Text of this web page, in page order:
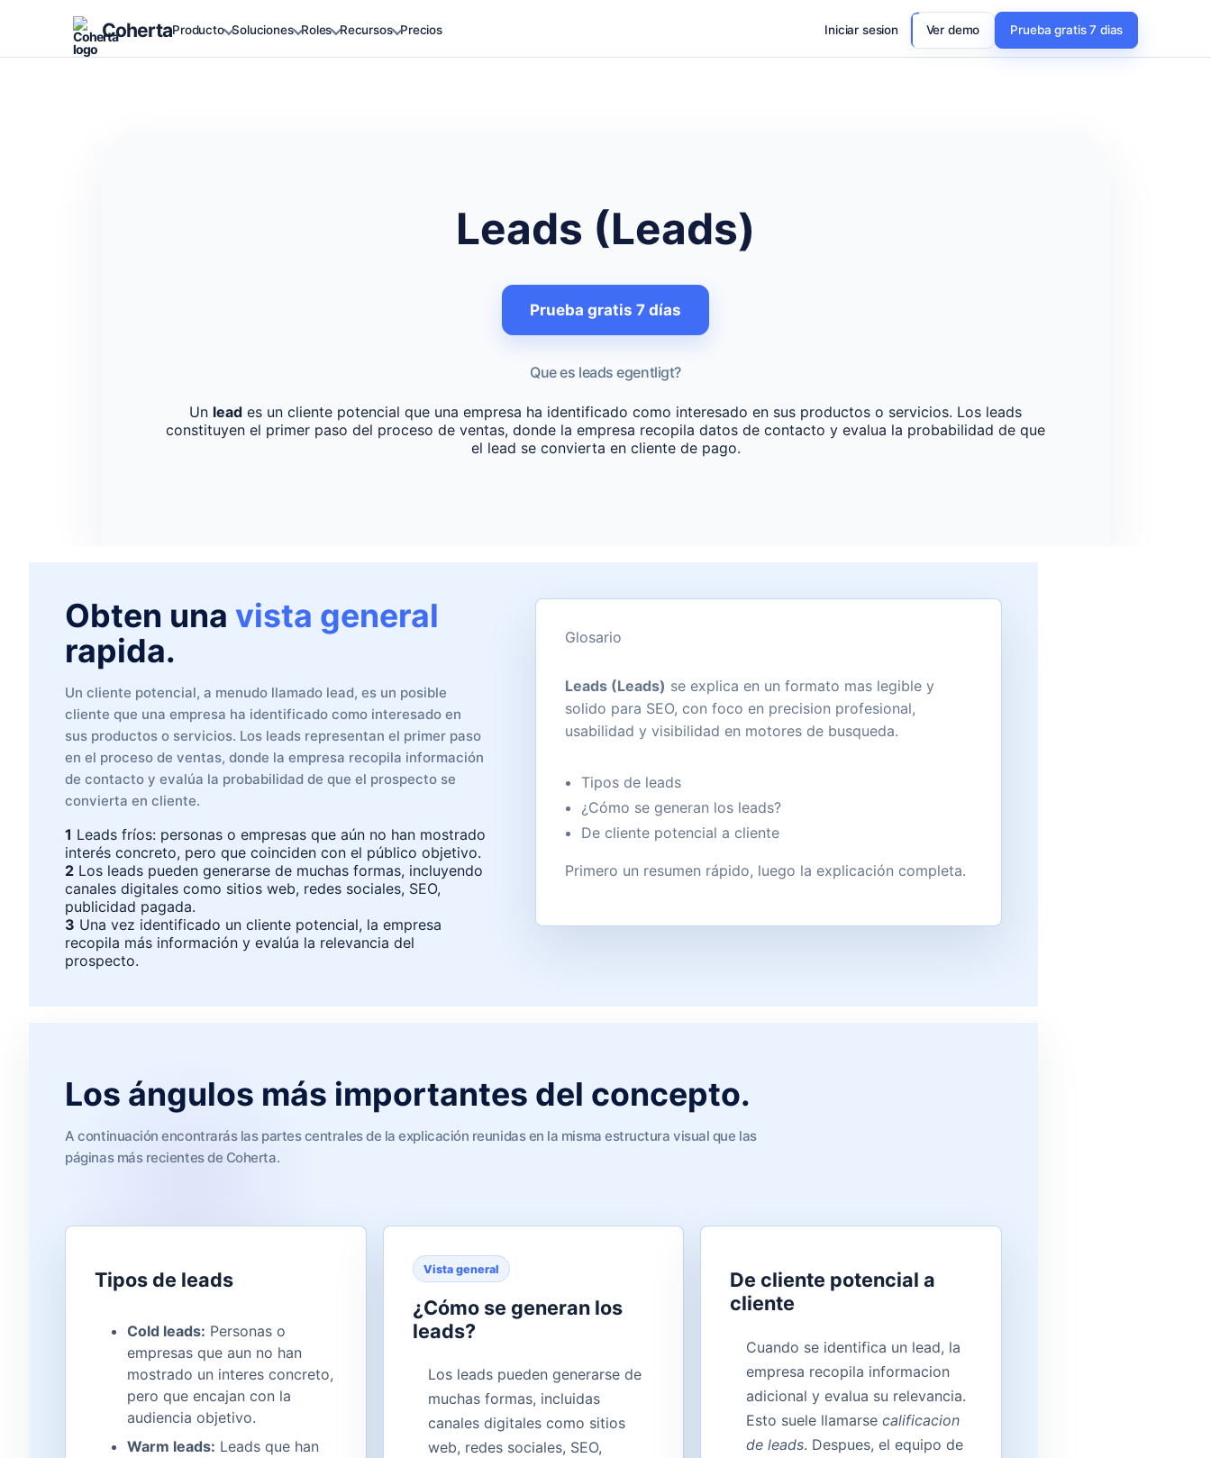
CohertaProducto Soluciones Roles Recursos Precios Iniciar sesion Ver demo Prueba gratis 7 dias
Leads (Leads)
Prueba gratis 7 días
Que es leads egentligt?
Un lead es un cliente potencial que una empresa ha identificado como interesado en sus productos o servicios. Los leads
constituyen el primer paso del proceso de ventas, donde la empresa recopila datos de contacto y evalua la probabilidad de que
el lead se convierta en cliente de pago.
Obten unavista general
rapida.
Un cliente potencial, a menudo llamado lead, es un posible
cliente que una empresa ha identificado como interesado en
sus productos o servicios. Los leads representan el primer paso
en el proceso de ventas, donde la empresa recopila información
de contacto y evalúa la probabilidad de que el prospecto se
convierta en cliente.
1 Leads fríos: personas o empresas que aún no han mostrado
interés concreto, pero que coinciden con el público objetivo.
2 Los leads pueden generarse de muchas formas, incluyendo
canales digitales como sitios web, redes sociales, SEO,
publicidad pagada.
3 Una vez identificado un cliente potencial, la empresa
recopila más información y evalúa la relevancia del
prospecto.
Glosario
Leads (Leads) se explica en un formato mas legible y
solido para SEO, con foco en precision profesional,
usabilidad y visibilidad en motores de busqueda.
Tipos de leads
¿Cómo se generan los leads?
De cliente potencial a cliente
Primero un resumen rápido, luego la explicación completa.
Los ángulos más importantes del concepto.
A continuación encontrarás las partes centrales de la explicación reunidas en la misma estructura visual que las
páginas más recientes de Coherta.
Tipos de leads
Cold leads: Personas o
empresas que aun no han
mostrado un interes concreto,
pero que encajan con la
audiencia objetivo.
Warm leads: Leads que han
Vista general
¿Cómo se generan los
leads?
Los leads pueden generarse de
muchas formas, incluidas
canales digitales como sitios
web, redes sociales, SEO,
De cliente potencial a
cliente
Cuando se identifica un lead, la
empresa recopila informacion
adicional y evalua su relevancia.
Esto suele llamarse calificacion
de leads. Despues, el equipo de